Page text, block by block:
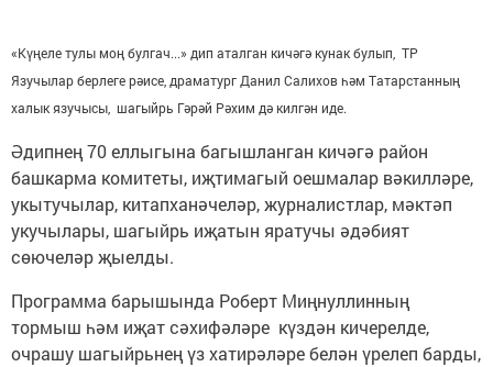
«Күңеле тулы моң булгач...» дип аталган кичәгә кунак булып, ТР
Язучылар берлеге рәисе, драматург Данил Салихов һәм Татарстанның
халык язучысы, шагыйрь Гәрәй Рәхим дә килгән иде.
Әдипнең 70 еллыгына багышланган кичәгә район
башкарма комитеты, иҗтимагый оешмалар вәкилләре,
укытучылар, китапханәчеләр, журналистлар, мәктәп
укучылары, шагыйрь иҗатын яратучы әдәбият
сөючеләр җыелды.
Программа барышында Роберт Миңнуллинның
тормыш һәм иҗат сәхифәләре күздән кичерелде,
очрашу шагыйрьнең үз хатирәләре белән үрелеп барды,